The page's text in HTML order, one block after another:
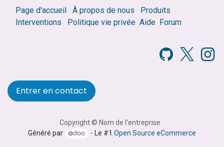
Page d'accueil À propos de nous
Produits
Interventions
Politique vie privée Aide Forum
Entrer en contact
Copyright © Nom de l'entreprise
Généré par
- Le #1 Open Source eCommerce